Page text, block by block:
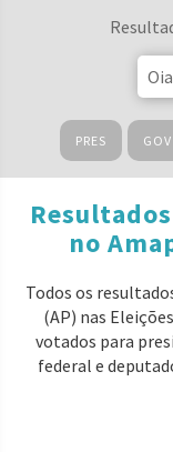
PRES GOV
no
Todos os
(AP) nas
votados para
federal e